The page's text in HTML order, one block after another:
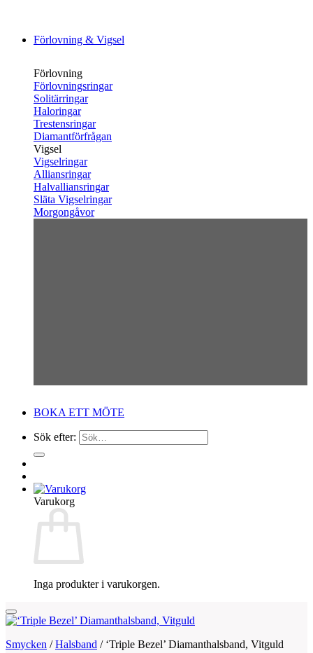
Förlovning & Vigsel
Förlovning
Förlovningsringar
Solitärringar
Haloringar
Trestensringar
Diamantförfrågan
Vigsel
Vigselringar
Alliansringar
Halvalliansringar
Släta Vigselringar
Morgongåvor
BOKA ETT MÖTE
Sök efter:
Varukorg
Inga produkter i varukorgen.
Smycken /Halsband / ‘Triple Bezel’ Diamanthalsband, Vitguld